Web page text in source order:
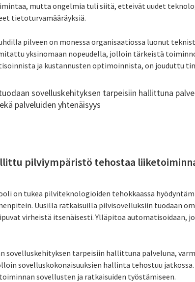
mutta ongelmia tuli siitä, etteivät uudet
tietoturvamääräyksiä.
pilveen on monessa organisaatiossa luonut
yksinomaan nopeudella, jolloin tärkeistä
ja kustannusten optimoinnista, on jouduttu
sovelluskehityksen tarpeisiin hallittuna
palveluiden yhtenäisyys
pilviympäristö tehostaa
on tukea pilviteknologioiden tehokkaassa
Uusilla ratkaisuilla pilvisovelluksiin tuodaan
virheistä itsenäisesti. Ylläpitoa automatisoidaan,
sovelluskehityksen tarpeisiin hallittuna palveluna,
sovelluskokonaisuuksien hallinta tehostuu
sovellusten ja ratkaisuiden työstämiseen.